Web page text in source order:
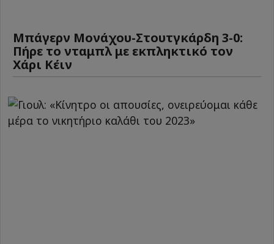
Μπάγερν Μονάχου-Στουτγκάρδη 3-0:
Πήρε το νταμπλ με εκπληκτικό τον
Χάρι Κέιν